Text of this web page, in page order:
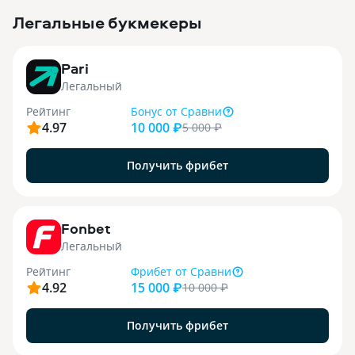
Легальные букмекеры
Pari
Легальный
Рейтинг
4.97
Бонус от Сравни
10 000 ₽5 000₽
Получить фрибет
Fonbet
Легальный
Рейтинг
4.92
Фрибет от Сравни
15 000 ₽10 000₽
Получить фрибет